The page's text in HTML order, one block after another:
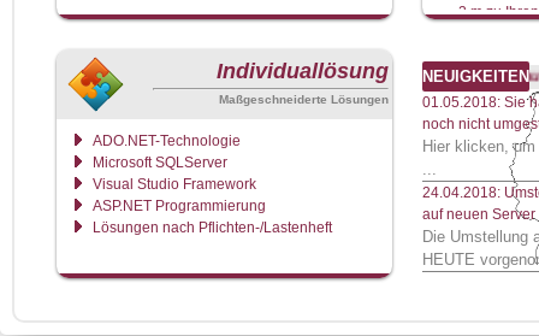
2 m zu
Individuallösung
Maßgeschneiderte Lösungen
ADO.NET-Technologie
Microsoft SQLServer
Visual Studio Framework
ASP.NET Programmierung
Lösungen nach Pflichten-/Lastenheft
NEUIGKEITEN
*** Aktuell: Der
01.05.2018: Sie
noch nicht
Hier klicken,
...
24.04.2018:
auf neuen Server
Die Umstellung
HEUTE